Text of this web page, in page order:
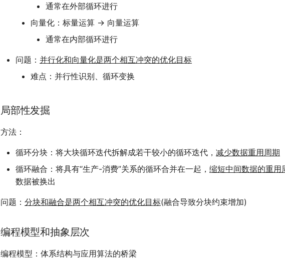
通常在外部循环进行
向量化：标量运算 -> 向量运算
通常在内部循环进行
问题： 并行化和向量化是两个相互冲突的优化目标
难点：并行性识别、循环变换
局部性发掘
方法：
循环分块：将大块循环迭代拆解成若干较小的循环迭代， 减少数据重用周期
循环融合：将具有“生产-消费”关系的循环合并在一起， 缩短中间数据的重用
数据被换出
问题： 分块和融合是两个相互冲突的优化目标(融合导致分块约束增加)
编程模型和抽象层次
编程模型：体系结构与应用算法的桥梁